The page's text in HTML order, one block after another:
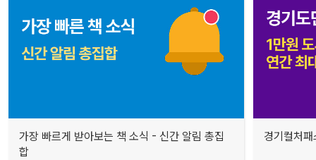
가장 빠르게 받아보는 책 소식 - 신간 알림 총집
합
경기컬처